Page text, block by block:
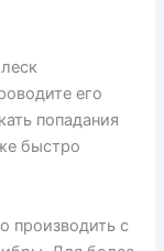
его
попадания
быстро
производить с